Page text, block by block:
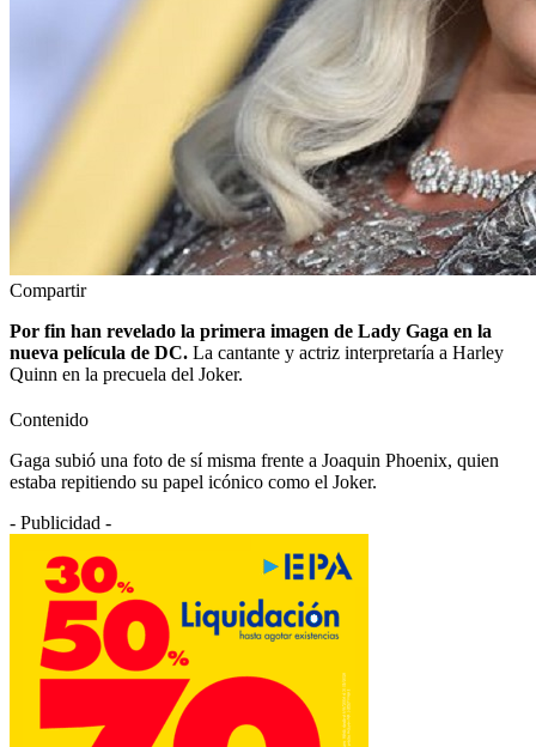
Compartir
Por fin han revelado la primera imagen de Lady Gaga en la
nueva película de DC. La cantante y actriz interpretaría a Harley
Quinn en la precuela del Joker.
Contenido
Gaga subió una foto de sí misma frente a Joaquin Phoenix, quien
estaba repitiendo su papel icónico como el Joker.
- Publicidad -